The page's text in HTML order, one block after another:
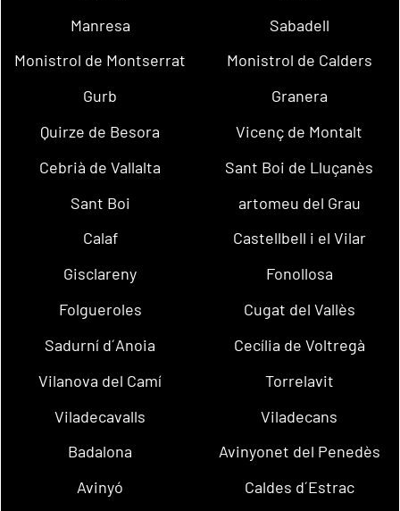
Manresa
Sabadell
Monistrol de Montserrat
Monistrol de Calders
Gurb
Granera
Quirze de Besora
Vicenç de Montalt
Cebrià de Vallalta
Sant Boi de Lluçanès
Sant Boi
artomeu del Grau
Calaf
Castellbell i el Vilar
Gisclareny
Fonollosa
Folgueroles
Cugat del Vallès
Sadurní d´Anoia
Cecília de Voltregà
Vilanova del Camí
Torrelavit
Viladecavalls
Viladecans
Badalona
Avinyonet del Penedès
Avinyó
Caldes d´Estrac